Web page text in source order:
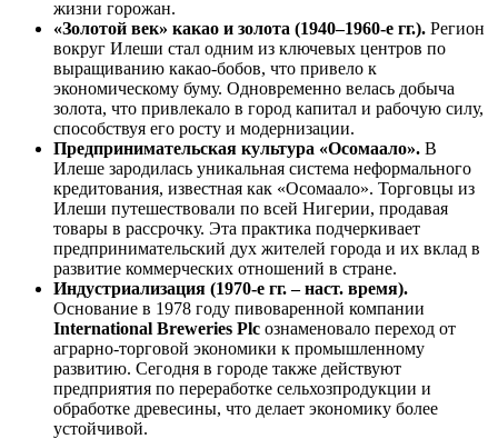
жизни горожан.
«Золотой век» какао и золота (1940–1960-е гг.). Регион
вокруг Илеши стал одним из ключевых центров по
выращиванию какао-бобов, что привело к
экономическому буму. Одновременно велась добыча
золота, что привлекало в город капитал и рабочую силу,
способствуя его росту и модернизации.
Предпринимательская культура «Осомаало». В
Илеше зародилась уникальная система неформального
кредитования, известная как «Осомаало». Торговцы из
Илеши путешествовали по всей Нигерии, продавая
товары в рассрочку. Эта практика подчеркивает
предпринимательский дух жителей города и их вклад в
развитие коммерческих отношений в стране.
Индустриализация (1970-е гг. – наст. время).
Основание в 1978 году пивоваренной компании
International Breweries Plc ознаменовало переход от
аграрно-торговой экономики к промышленному
развитию. Сегодня в городе также действуют
предприятия по переработке сельхозпродукции и
обработке древесины, что делает экономику более
устойчивой.